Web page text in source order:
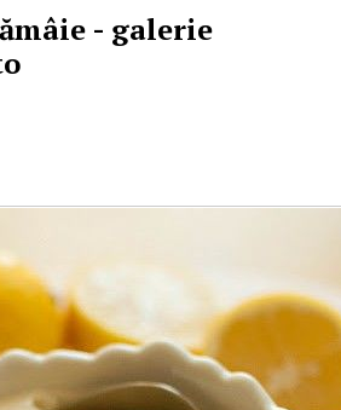
- galerie